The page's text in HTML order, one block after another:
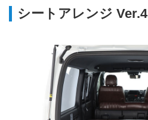
シートアレンジ Ver.4